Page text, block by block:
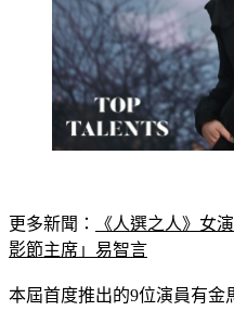
更多新聞： 《人選之人》女